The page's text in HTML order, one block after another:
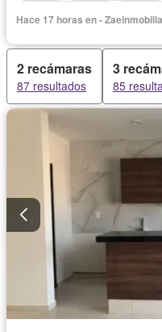
Hace 17 horas en -
2 recámaras
87 resultados
3
85